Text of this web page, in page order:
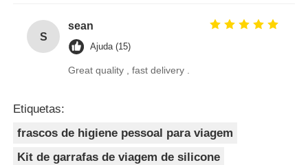
S
sean
Ajuda (15)
Great quality , fast delivery .
Etiquetas:
frascos de higiene pessoal para viagem
Kit de garrafas de viagem de silicone